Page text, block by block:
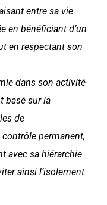
entre sa vie
en bénéficiant d’un
en respectant son
dans son activité
basé sur la
de
permanent,
avec sa hiérarchie
ainsi l’isolement